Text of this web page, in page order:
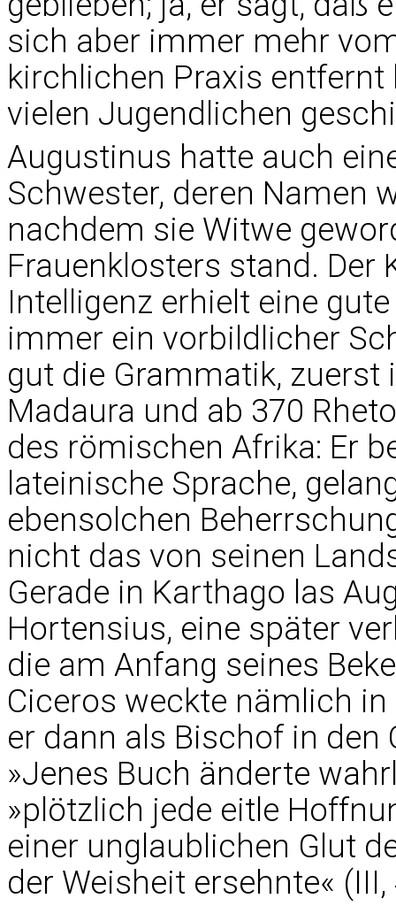
sich aber immer mehr
kirchlichen Praxis
vielen Jugendlichen
Augustinus hatte auch
Schwester, deren Namen
nachdem sie Witwe
Frauenklosters stand. Der
Intelligenz erhielt eine
immer ein vorbildlicher
gut die Grammatik,
Madaura und ab 370
des römischen Afrika: Er
lateinische Sprache,
ebensolchen
nicht das von seinen
Gerade in Karthago las
Hortensius, eine später
die am Anfang seines
Ciceros weckte nämlich
er dann als Bischof in
»Jenes Buch änderte
»plötzlich jede eitle
einer unglaublichen Glut
der Weisheit ersehnte« (III,